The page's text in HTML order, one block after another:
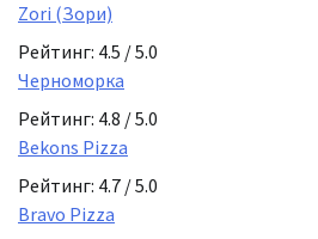
Zori (Зори)
Рейтинг: 4.5 / 5.0
Черноморка
Рейтинг: 4.8 / 5.0
Bekons Pizza
Рейтинг: 4.7 / 5.0
Bravo Pizza